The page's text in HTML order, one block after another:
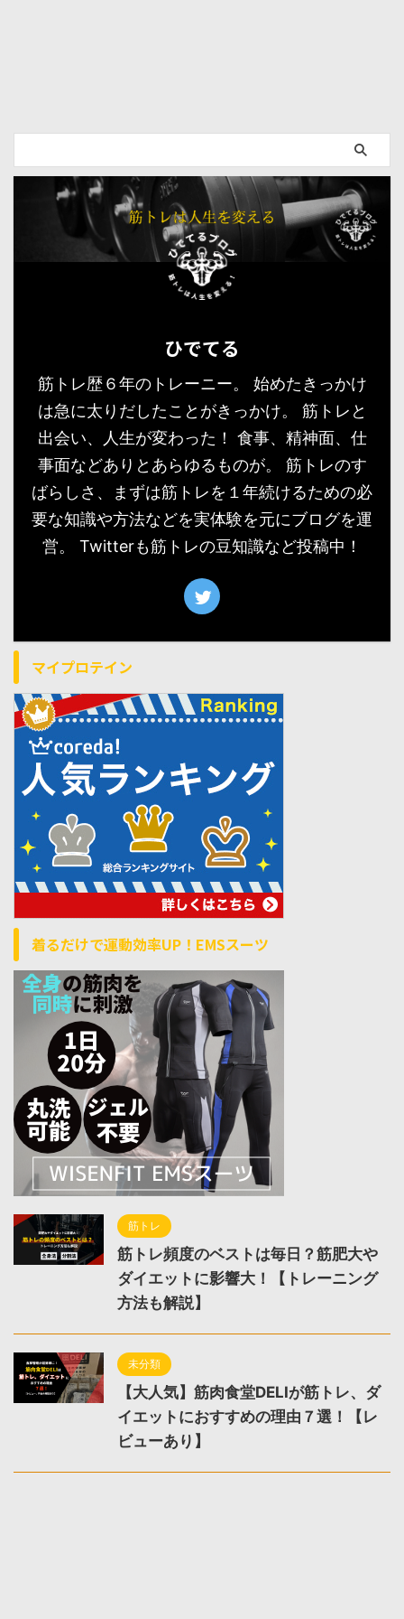
ひでてる
筋トレ歴６年のトレーニー。 始めたきっかけ
は急に太りだしたことがきっかけ。 筋トレと
出会い、人生が変わった！ 食事、精神面、仕
事面などありとあらゆるものが。 筋トレのす
ばらしさ、まずは筋トレを１年続けるための必
要な知識や方法などを実体験を元にブログを運
営。 Twitterも筋トレの豆知識など投稿中！
マイプロテイン
着るだけで運動効率UP！EMSスーツ
筋トレ
筋トレ頻度のベストは毎日？筋肥大や
ダイエットに影響大！【トレーニング
方法も解説】
未分類
【大人気】筋肉食堂DELIが筋トレ、ダ
イエットにおすすめの理由７選！【レ
ビューあり】